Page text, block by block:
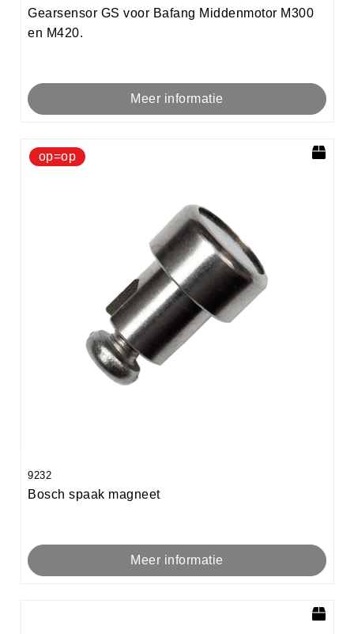
Gearsensor GS voor Bafang Middenmotor M300
en M420.
Meer informatie
9232
Bosch spaak magneet
Meer informatie
op=op